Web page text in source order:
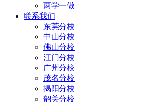
两学一做
联系我们
东莞分校
中山分校
佛山分校
江门分校
广州分校
茂名分校
揭阳分校
韶关分校